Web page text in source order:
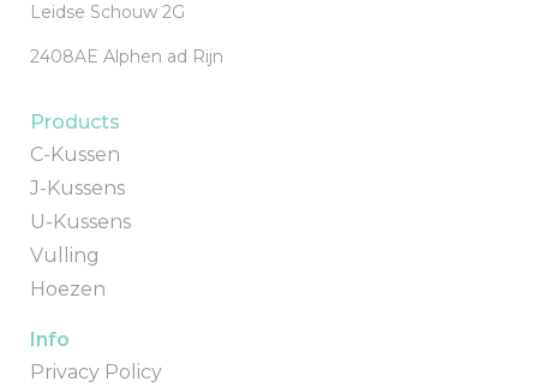
Leidse Schouw 2G
2408AE Alphen ad Rijn
Products
C-Kussen
J-Kussens
U-Kussens
Vulling
Hoezen
Info
Privacy Policy